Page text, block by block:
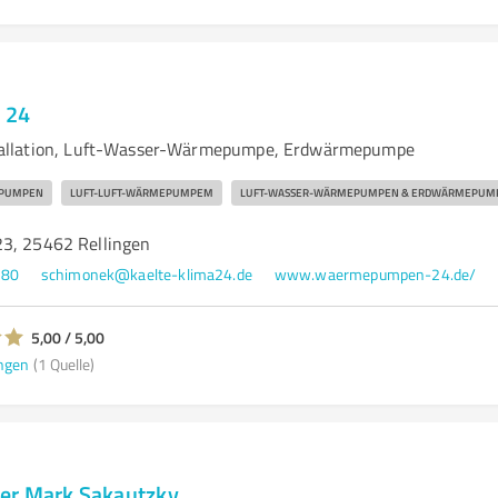
24
Luft-Wasser-Wärmepumpe, Erdwärmepumpe
LUFT-LUFT-WÄRMEPUMPEM LUFT-WASSER-WÄRMEPUMPEN &
25462 Rellingen
schimonek@kaelte-klima24.de www.waermepumpen-24.de/
5,00 / 5,00
(1 Quelle)